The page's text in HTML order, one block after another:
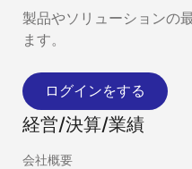
製品やソリューションの
ます。
ログインをする
経営/決算/業績
会社概要